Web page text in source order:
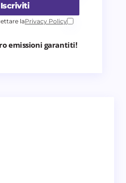
Iscriviti
laPrivacy Policy
emissioni garantiti!